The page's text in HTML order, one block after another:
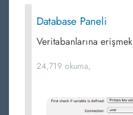
Database Paneli
Veritabanlarına erişmek
24,719 okuma,